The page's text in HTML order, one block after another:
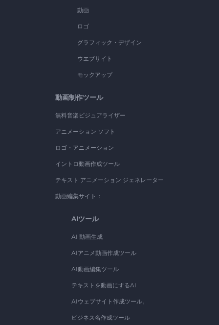
動画
ロゴ
グラフィック・デザイン
ウエブサイト
モックアップ
動画制作ツール
無料音楽ビジュアライザー
アニメーション ソフト
ロゴ・アニメーション
イントロ動画作成ツール
テキスト アニメーション ジェネレーター
動画編集サイト：
AIツール
AI 動画生成
AIアニメ動画作成ツール
AI動画編集ツール
テキストを動画にするAI
AIウェブサイト作成ツール。
ビジネス名作成ツール